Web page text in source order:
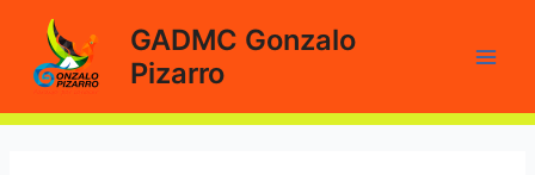
contenido
GADMC Gonzalo
Pizarro